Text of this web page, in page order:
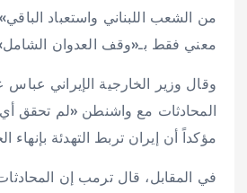
من الشعب اللبناني واستعباد
معني فقط بـ«وقف العدوان
وقال وزير الخارجية الإيراني
المحادثات مع واشنطن «لم تحقق
مؤكداً أن إيران تربط التهدئة بإنهاء
في المقابل، قال ترمب إن